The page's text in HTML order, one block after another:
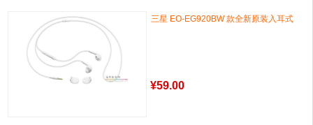
三星 EO-EG920BW 款全新原装入耳式
¥59.00